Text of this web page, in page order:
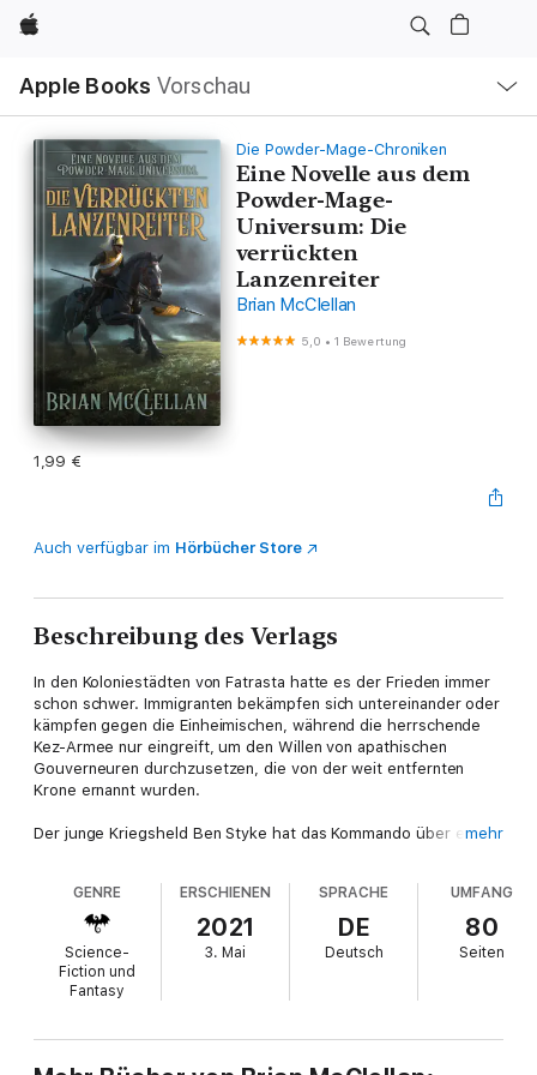
Apple
Apple Books Vorschau
Navigation
Menü
öffnen
Die Powder-Mage-Chroniken
Eine Novelle aus dem
Powder-Mage-
Universum: Die
verrückten
Lanzenreiter
Brian McClellan
5,0 •1 Bewertung
1,99 €
Auch verfügbar im Hörbücher Store
Beschreibung des Verlags
In den Koloniestädten von Fatrasta hatte es der Frieden immer
schon schwer. Immigranten bekämpfen sich untereinander oder
kämpfen gegen die Einheimischen, während die herrschende
Kez-Armee nur eingreift, um den Willen von apathischen
Gouverneuren durchzusetzen, die von der weit entfernten
Krone ernannt wurden.
Der junge Kriegsheld Ben Styke hat das Kommando über eine
dort die Nacht verbringt, zwingen die wachsenden Spannungen
zwischen den Parteien Styke dazu, die Bewohner seiner Stadt
in einer brutalen Eskalation zu beschützen, die droht, alles –
und jeden – zu vernichten, für das er jemals gekämpft hat.
Die fantastische Romansaga wird derzeit als TV-Serie
mehr
GENRE
Science-
Fiction und
Fantasy
ERSCHIENEN
2021
3. Mai
SPRACHE
DE
Deutsch
UMFANG
80
Seiten